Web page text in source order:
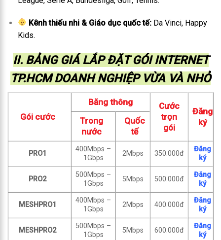
Kênh thiếu nhi & Giáo dục quốc tế: Da Vinci, Happy
Kids.
II. BẢNG GIÁ LẮP ĐẶT GÓI INTERNET
TP.HCM DOANH NGHIỆP VỪA VÀ NHỎ
Gói cước
Băng thông
Cước
trọn
gói
Đăng
ký
Trong
nước
Quốc
tế
PRO1
400Mbps –
1Gbps
2Mbps 350.000đ
Đăng
ký
PRO2
500Mbps –
1Gbps
5Mbps 500.000đ
Đăng
ký
MESHPRO1
400Mbps –
1Gbps
2Mbps 400.000đ
Đăng
ký
MESHPRO2
500Mbps –
1Gbps
5Mbps 600.000đ
Đăng
ký